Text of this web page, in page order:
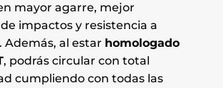
mayor agarre, mejor
impactos y resistencia a
Además, al estar homologado
, podrás circular con total
cumpliendo con todas las